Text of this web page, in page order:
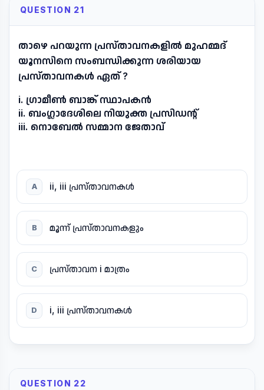
QUESTION 21
താഴെ പറയുന്ന പ്രസ്താവനകളിൽ മുഹമ്മദ്
യൂനസിനെ സംബന്ധിക്കുന്ന ശരിയായ
പ്രസ്താവനകൾ ഏത് ?
i. ഗ്രാമീൺ ബാങ്ക് സ്ഥാപകൻ
ii. ബംഗ്ലാദേശിലെ നിയുക്ത പ്രസിഡന്റ്
iii. നൊബേൽ സമ്മാന ജേതാവ്
A ii, iii പ്രസ്താവനകൾ
B മൂന്ന് പ്രസ്താവനകളും
C പ്രസ്താവന i മാത്രം
D i, iii പ്രസ്താവനകൾ
QUESTION 22